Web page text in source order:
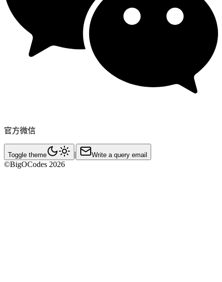
官方微信
Toggle theme | Write a query email
©BigOCodes 2026